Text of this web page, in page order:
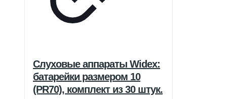
Слуховые аппараты Widex:
батарейки размером 10
(PR70), комплект из 30 штук.